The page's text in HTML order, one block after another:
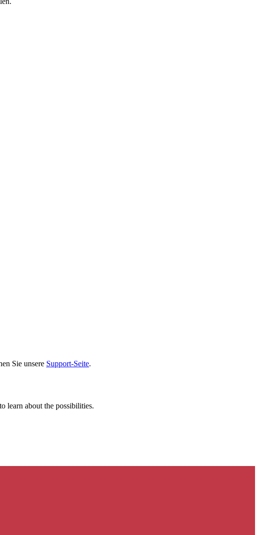
Sie unsere Support-Seite.
to learn about the possibilities.